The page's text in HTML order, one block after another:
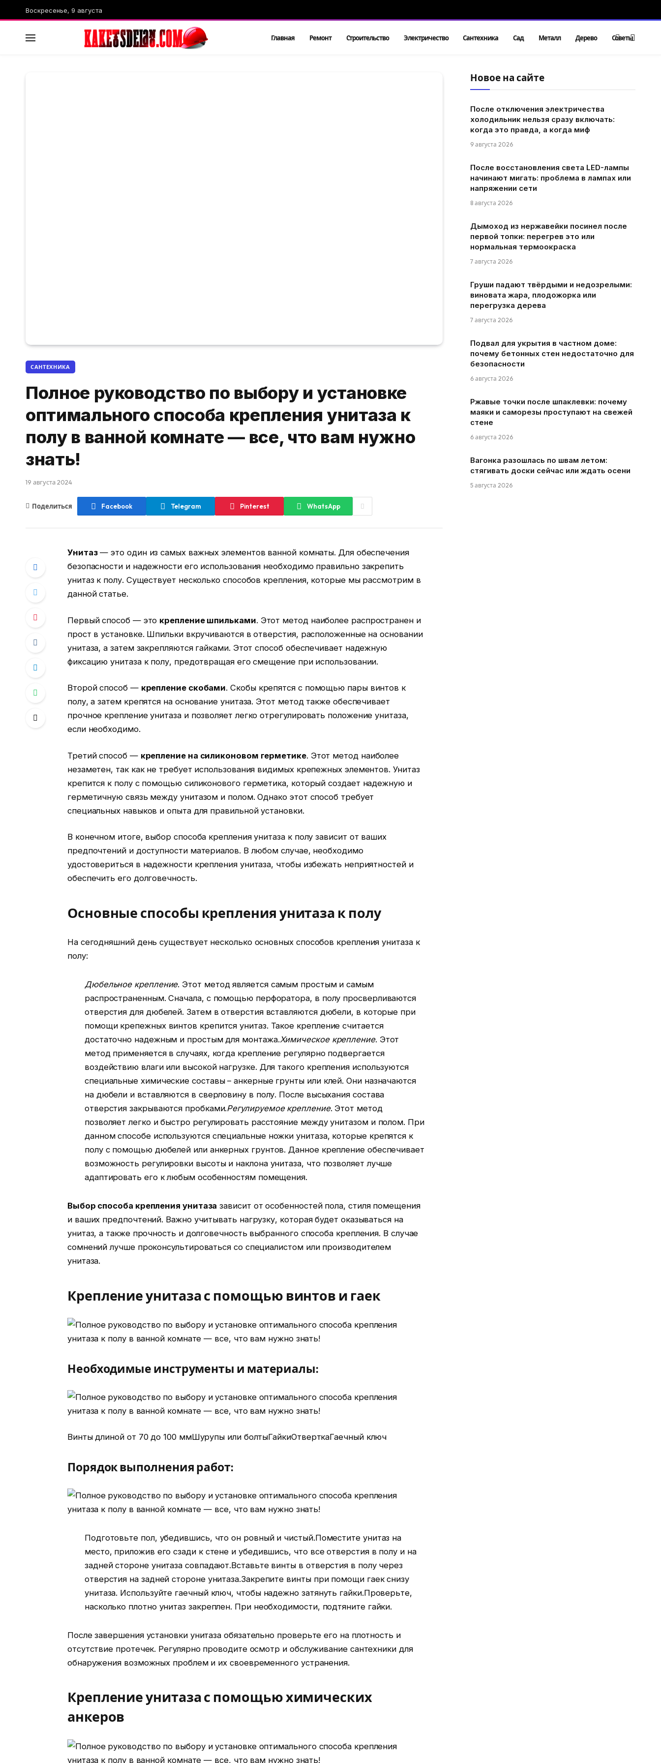
Воскресенье, 9 августа
Главная Ремонт Строительство Электричество Сантехника Сад Металл Дерево Советы
САНТЕХНИКА
Полное руководство по выбору и установке
оптимального способа крепления унитаза к
полу в ванной комнате — все, что вам нужно
знать!
19 августа 2024
Поделиться Facebook Telegram Pinterest WhatsApp
Унитаз— это один из самых важных элементов ванной комнаты. Для обеспечения
безопасности и надежности его использования необходимо правильно закрепить
унитаз к полу. Существует несколько способов крепления, которые мы рассмотрим в
данной статье.
Первый способ — это крепление шпильками. Этот метод наиболее распространен и
прост в установке. Шпильки вкручиваются в отверстия, расположенные на основании
унитаза, а затем закрепляются гайками. Этот способ обеспечивает надежную
фиксацию унитаза к полу, предотвращая его смещение при использовании.
Второй способ — крепление скобами. Скобы крепятся с помощью пары винтов к
полу, а затем крепятся на основание унитаза. Этот метод также обеспечивает
прочное крепление унитаза и позволяет легко отрегулировать положение унитаза,
если необходимо.
Третий способ — крепление на силиконовом герметике. Этот метод наиболее
незаметен, так как не требует использования видимых крепежных элементов. Унитаз
крепится к полу с помощью силиконового герметика, который создает надежную и
герметичную связь между унитазом и полом. Однако этот способ требует
специальных навыков и опыта для правильной установки.
В конечном итоге, выбор способа крепления унитаза к полу зависит от ваших
предпочтений и доступности материалов. В любом случае, необходимо
удостовериться в надежности крепления унитаза, чтобы избежать неприятностей и
обеспечить его долговечность.
Основные способы крепления унитаза к полу
На сегодняшний день существует несколько основных способов крепления унитаза к
полу:
Дюбельное крепление. Этот метод является самым простым и самым
распространенным. Сначала, с помощью перфоратора, в полу просверливаются
отверстия для дюбелей. Затем в отверстия вставляются дюбели, в которые при
помощи крепежных винтов крепится унитаз. Такое крепление считается
достаточно надежным и простым для монтажа.Химическое крепление. Этот
метод применяется в случаях, когда крепление регулярно подвергается
воздействию влаги или высокой нагрузке. Для такого крепления используются
специальные химические составы – анкерные грунты или клей. Они назначаются
на дюбели и вставляются в сверловину в полу. После высыхания состава
отверстия закрываются пробками.Регулируемое крепление. Этот метод
позволяет легко и быстро регулировать расстояние между унитазом и полом. При
данном способе используются специальные ножки унитаза, которые крепятся к
полу с помощью дюбелей или анкерных грунтов. Данное крепление обеспечивает
возможность регулировки высоты и наклона унитаза, что позволяет лучше
адаптировать его к любым особенностям помещения.
Выбор способа крепления унитаза зависит от особенностей пола, стиля помещения
и ваших предпочтений. Важно учитывать нагрузку, которая будет оказываться на
унитаз, а также прочность и долговечность выбранного способа крепления. В случае
сомнений лучше проконсультироваться со специалистом или производителем
унитаза.
Крепление унитаза с помощью винтов и гаек
Необходимые инструменты и материалы:
Винты длиной от 70 до 100 ммШурупы или болтыГайкиОтверткаГаечный ключ
Порядок выполнения работ:
Подготовьте пол, убедившись, что он ровный и чистый.Поместите унитаз на
место, приложив его сзади к стене и убедившись, что все отверстия в полу и на
задней стороне унитаза совпадают.Вставьте винты в отверстия в полу через
отверстия на задней стороне унитаза.Закрепите винты при помощи гаек снизу
унитаза. Используйте гаечный ключ, чтобы надежно затянуть гайки.Проверьте,
насколько плотно унитаз закреплен. При необходимости, подтяните гайки.
После завершения установки унитаза обязательно проверьте его на плотность и
отсутствие протечек. Регулярно проводите осмотр и обслуживание сантехники для
обнаружения возможных проблем и их своевременного устранения.
Крепление унитаза с помощью химических
анкеров
Новое на сайте
После отключения электричества
холодильник нельзя сразу включать:
когда это правда, а когда миф
9 августа 2026
После восстановления света LED-лампы
начинают мигать: проблема в лампах или
напряжении сети
8 августа 2026
Дымоход из нержавейки посинел после
первой топки: перегрев это или
нормальная термоокраска
7 августа 2026
Груши падают твёрдыми и недозрелыми:
виновата жара, плодожорка или
перегрузка дерева
7 августа 2026
Подвал для укрытия в частном доме:
почему бетонных стен недостаточно для
безопасности
6 августа 2026
Ржавые точки после шпаклевки: почему
маяки и саморезы проступают на свежей
стене
6 августа 2026
Вагонка разошлась по швам летом:
стягивать доски сейчас или ждать осени
5 августа 2026